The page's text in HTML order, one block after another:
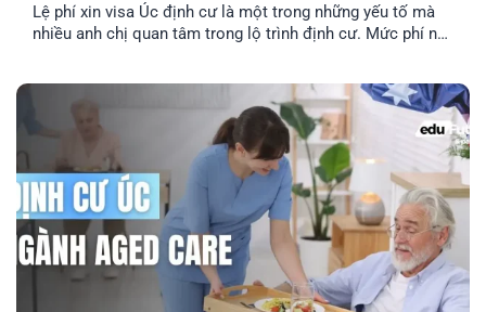
Lệ phí xin visa Úc định cư là một trong những yếu tố mà
nhiều anh chị quan tâm trong lộ trình định cư. Mức phí này